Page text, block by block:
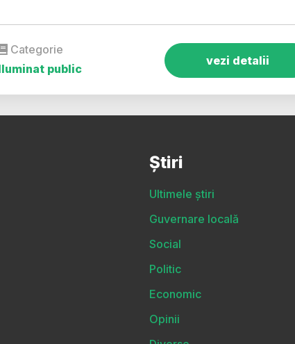
Categorie
public
vezi detalii
Știri
Ultimele știri
Guvernare locală
Social
Politic
Economic
Opinii